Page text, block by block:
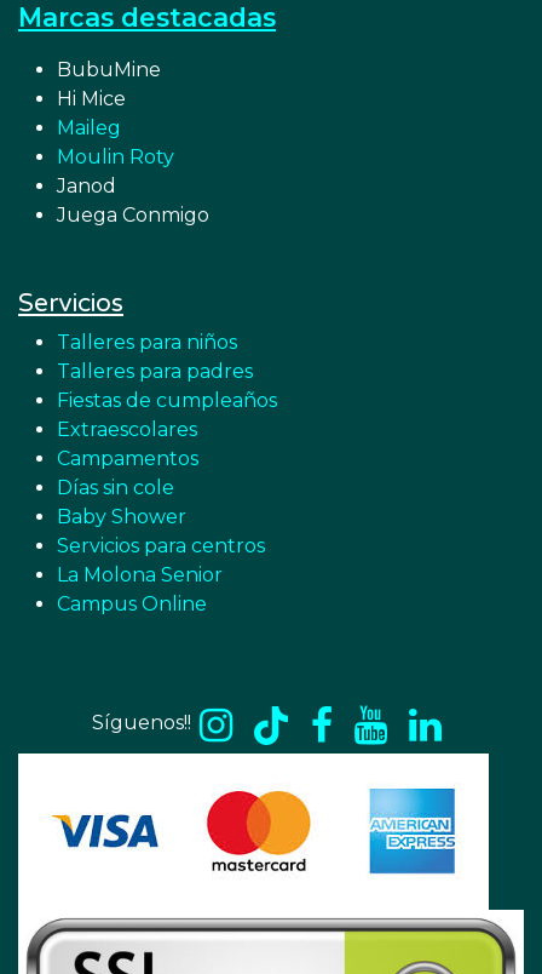
Marcas destacadas
BubuMine
Hi Mice
Maileg
Moulin Roty
Janod
Juega Conmigo
Servicios
Talleres para niños
Talleres para padres
Fiestas de cumpleaños
Extraescolares
Campamentos
Días sin cole
Baby Shower
Servicios para centros
La Molona Senior
Campus Online
Síguenos!!